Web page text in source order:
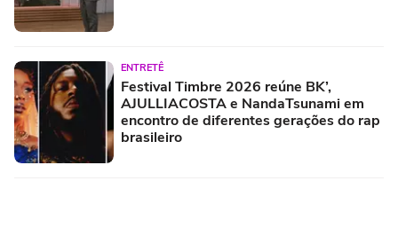
ENTRETÊ
Festival Timbre 2026 reúne BK’,
AJULLIACOSTA e NandaTsunami em
encontro de diferentes gerações do rap
brasileiro